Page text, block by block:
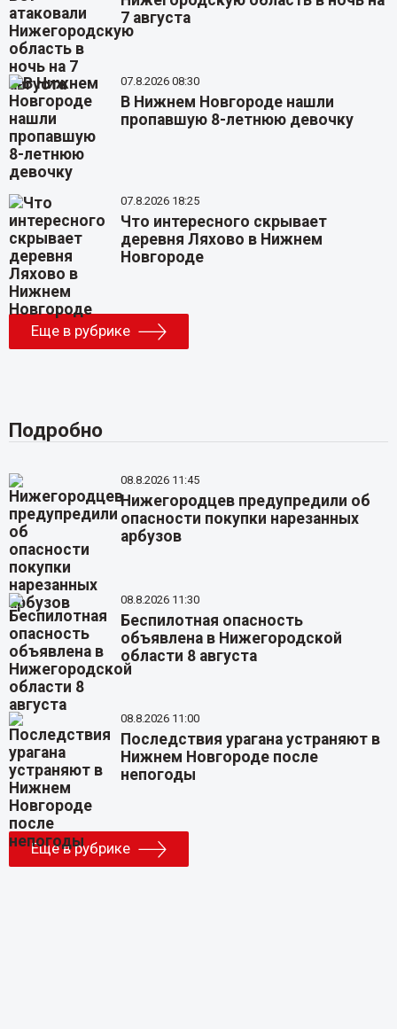
7 августа
07.8.2026 08:30
В Нижнем Новгороде нашли
пропавшую 8-летнюю девочку
07.8.2026 18:25
Что интересного скрывает
деревня Ляхово в Нижнем
Новгороде
Еще в рубрике
Подробно
08.8.2026 11:45
Нижегородцев предупредили об
опасности покупки нарезанных
арбузов
08.8.2026 11:30
Беспилотная опасность
объявлена в Нижегородской
области 8 августа
08.8.2026 11:00
Последствия урагана устраняют в
Нижнем Новгороде после
непогоды
Еще в рубрике